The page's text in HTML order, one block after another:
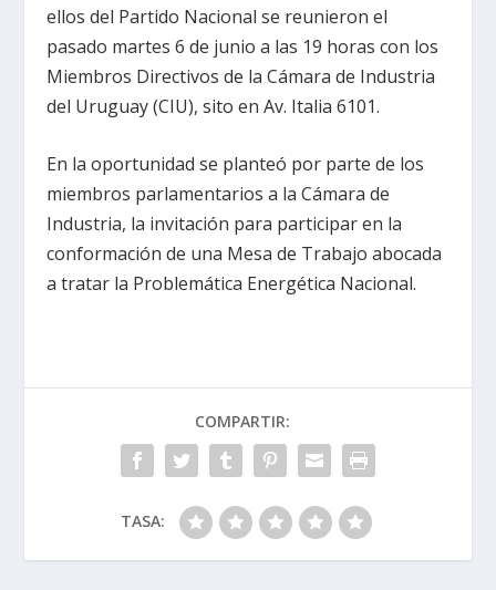
ellos del Partido Nacional se reunieron el
pasado martes 6 de junio a las 19 horas con los
Miembros Directivos de la Cámara de Industria
del Uruguay (CIU), sito en Av. Italia 6101.
En la oportunidad se planteó por parte de los
miembros parlamentarios a la Cámara de
Industria, la invitación para participar en la
conformación de una Mesa de Trabajo abocada
a tratar la Problemática Energética Nacional.
COMPARTIR:
TASA: